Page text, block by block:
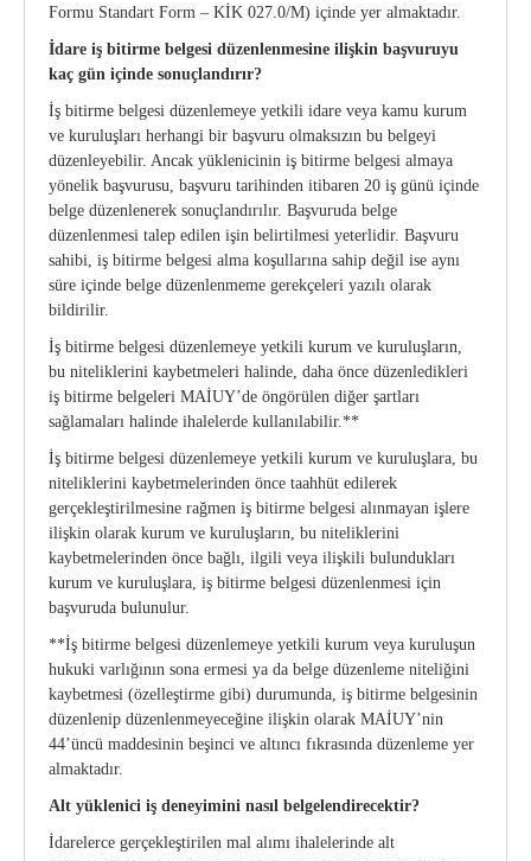
Formu Standart Form – KİK 027.0/M) içinde yer almaktadır.
İdare iş bitirme belgesi düzenlenmesine ilişkin başvuruyu
kaç gün içinde sonuçlandırır?
İş bitirme belgesi düzenlemeye yetkili idare veya kamu kurum
ve kuruluşları herhangi bir başvuru olmaksızın bu belgeyi
düzenleyebilir. Ancak yüklenicinin iş bitirme belgesi almaya
yönelik başvurusu, başvuru tarihinden itibaren 20 iş günü içinde
belge düzenlenerek sonuçlandırılır. Başvuruda belge
düzenlenmesi talep edilen işin belirtilmesi yeterlidir. Başvuru
sahibi, iş bitirme belgesi alma koşullarına sahip değil ise aynı
süre içinde belge düzenlenmeme gerekçeleri yazılı olarak
bildirilir.
İş bitirme belgesi düzenlemeye yetkili kurum ve kuruluşların,
bu niteliklerini kaybetmeleri halinde, daha önce düzenledikleri
iş bitirme belgeleri MAİUY’de öngörülen diğer şartları
sağlamaları halinde ihalelerde kullanılabilir.**
İş bitirme belgesi düzenlemeye yetkili kurum ve kuruluşlara, bu
niteliklerini kaybetmelerinden önce taahhüt edilerek
gerçekleştirilmesine rağmen iş bitirme belgesi alınmayan işlere
ilişkin olarak kurum ve kuruluşların, bu niteliklerini
kaybetmelerinden önce bağlı, ilgili veya ilişkili bulundukları
kurum ve kuruluşlara, iş bitirme belgesi düzenlenmesi için
başvuruda bulunulur.
**İş bitirme belgesi düzenlemeye yetkili kurum veya kuruluşun
hukuki varlığının sona ermesi ya da belge düzenleme niteliğini
kaybetmesi (özelleştirme gibi) durumunda, iş bitirme belgesinin
düzenlenip düzenlenmeyeceğine ilişkin olarak MAİUY’nin
44’üncü maddesinin beşinci ve altıncı fıkrasında düzenleme yer
almaktadır.
Alt yüklenici iş deneyimini nasıl belgelendirecektir?
İdarelerce gerçekleştirilen mal alımı ihalelerinde alt